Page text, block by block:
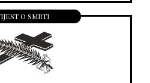
o smrti